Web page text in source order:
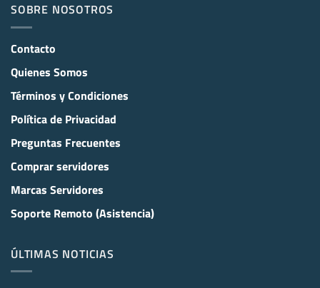
SOBRE NOSOTROS
Contacto
Quienes Somos
Términos y Condiciones
Política de Privacidad
Preguntas Frecuentes
Comprar servidores
Marcas Servidores
Soporte Remoto (Asistencia)
ÚLTIMAS NOTICIAS